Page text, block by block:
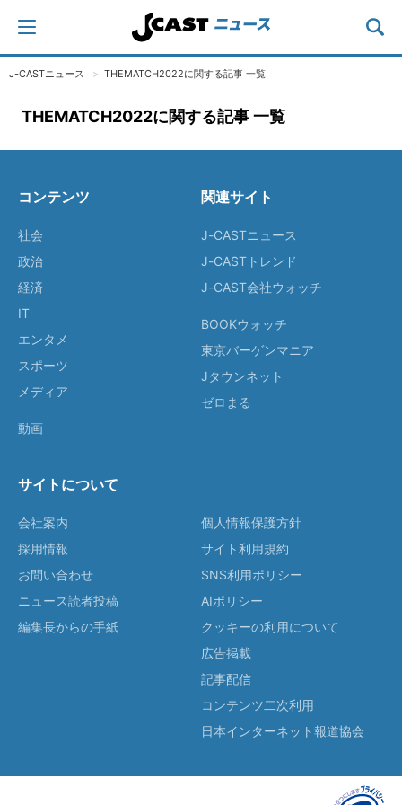
J-CASTニュース THEMATCH2022に関する記事 一覧
THEMATCH2022に関する記事 一覧
コンテンツ
社会
政治
経済
IT
エンタメ
スポーツ
メディア
動画
関連サイト
J-CASTニュース
J-CASTトレンド
J-CAST会社ウォッチ
BOOKウォッチ
東京バーゲンマニア
Jタウンネット
ゼロまる
サイトについて
会社案内
採用情報
お問い合わせ
ニュース読者投稿
編集長からの手紙
個人情報保護方針
サイト利用規約
SNS利用ポリシー
AIポリシー
クッキーの利用について
広告掲載
記事配信
コンテンツ二次利用
日本インターネット報道協会